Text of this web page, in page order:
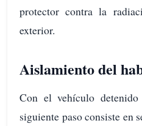
protector contra la
exterior.
Aislamiento del
Con el vehículo
siguiente paso consiste en